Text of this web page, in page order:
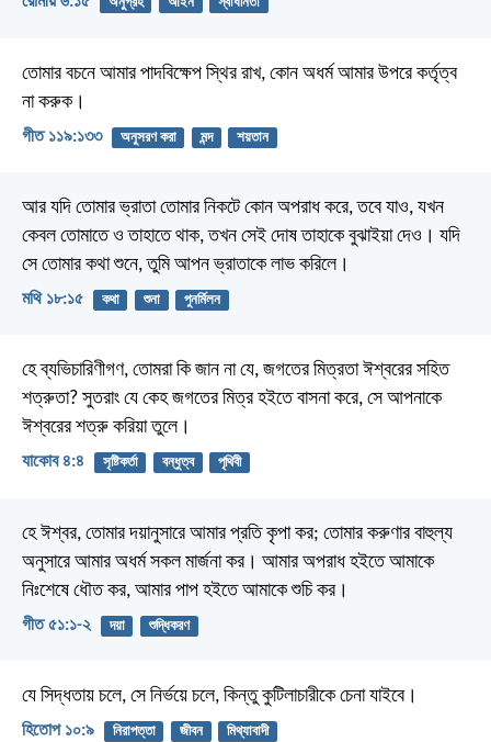
অনুগ্রহ আইন স্বাধীনতা
তোমার বচনে আমার পাদবিক্ষেপ স্থির রাখ, কোন অধর্ম আমার উপরে কর্তৃত্ব
না করুক।
গীত ১১৯:১৩৩ অনুসরণ করা মন্দ শয়তান
আর যদি তোমার ভ্রাতা তোমার নিকটে কোন অপরাধ করে, তবে যাও, যখন
কেবল তোমাতে ও তাহাতে থাক, তখন সেই দোষ তাহাকে বুঝাইয়া দেও। যদি
সে তোমার কথা শুনে, তুমি আপন ভ্রাতাকে লাভ করিলে।
মথি ১৮:১৫ কথা শুনা পুনর্মিলন
হে ব্যভিচারিণীগণ, তোমরা কি জান না যে, জগতের মিত্রতা ঈশ্বরের সহিত
শত্রুতা? সুতরাং যে কেহ জগতের মিত্র হইতে বাসনা করে, সে আপনাকে
ঈশ্বরের শত্রু করিয়া তুলে।
যাকোব ৪:৪ সৃষ্টিকর্তা বন্ধুত্ব পৃথিবী
হে ঈশ্বর, তোমার দয়ানুসারে আমার প্রতি কৃপা কর; তোমার করুণার বাহুল্য
অনুসারেআমার অধর্ম সকল মার্জনা কর। আমার অপরাধ হইতে আমাকে
নিঃশেষে ধৌত কর, আমার পাপ হইতে আমাকে শুচি কর।
গীত ৫১:১-২ দয়া শুদ্ধিকরণ
যে সিদ্ধতায় চলে, সে নির্ভয়ে চলে, কিন্তু কুটিলাচারীকে চেনা যাইবে।
হিতোপ ১০:৯ নিরাপত্তা জীবন মিথ্যাবাদী